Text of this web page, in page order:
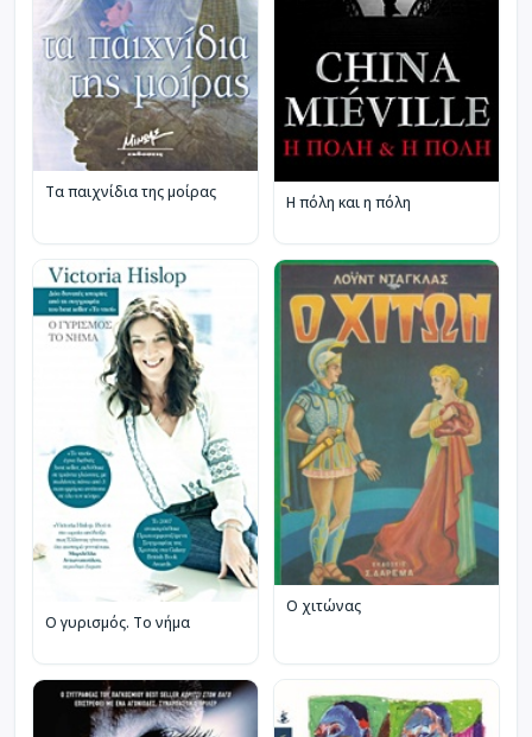
Τα παιχνίδια της μοίρας
Η πόλη και η πόλη
Ο γυρισμός. Το νήμα
Ο χιτώνας